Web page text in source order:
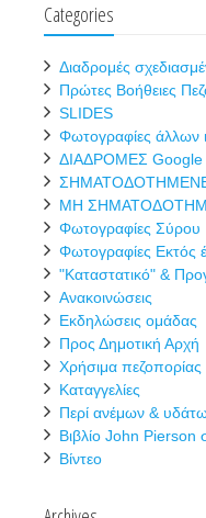
Categories
Διαδρομές
Πρώτες Βοήθειες
SLIDES
Φωτογραφίες άλλων
ΔΙΑΔΡΟΜΕΣ Google
ΜΗ
Φωτογραφίες Σύρου
Φωτογραφίες Εκτός
"Καταστατικό" &
Ανακοινώσεις
Εκδηλώσεις ομάδας
Προς Δημοτική Αρχή
Χρήσιμα πεζοπορίας
Καταγγελίες
Περί ανέμων &
Βιβλίο John Pierson
Βίντεο